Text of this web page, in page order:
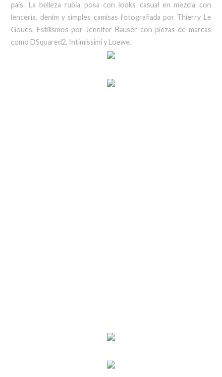
país. La belleza rubia posa con looks casual en mezcla con
lencería, denim y simples camisas fotografiada por Thierry Le
Goues. Estilismos por Jennifer Bauser con piezas de marcas
como DSquared2, Intimissimi y Loewe.